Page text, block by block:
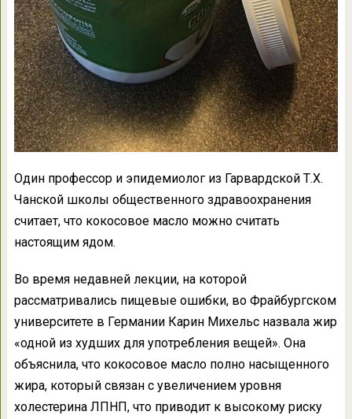
Один профессор и эпидемиолог из Гарвардской Т.Х.
Чанской школы общественного здравоохранения
считает, что кокосовое масло можно считать
настоящим ядом.
Во время недавней лекции, на которой
рассматривались пищевые ошибки, во Фрайбургском
университете в Германии Карин Михельс назвала жир
«одной из худших для употребления вещей». Она
объяснила, что кокосовое масло полно насыщенного
жира, который связан с увеличением уровня
холестерина ЛПНП, что приводит к высокому риску